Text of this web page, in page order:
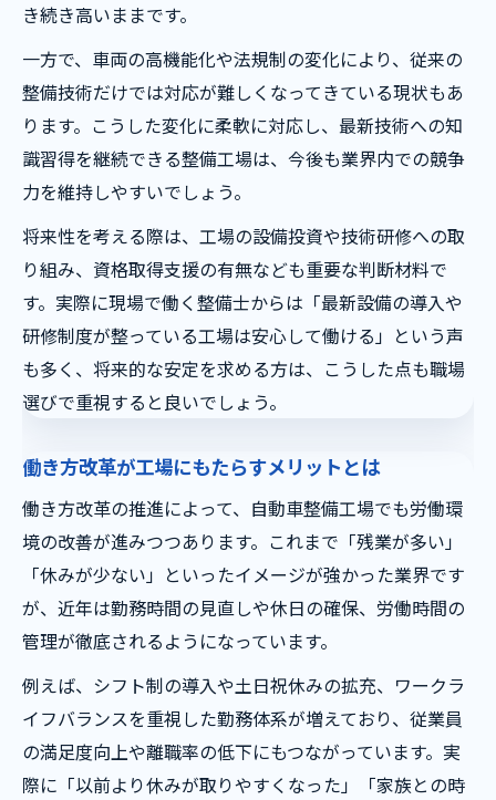
き続き高いままです。
一方で、車両の高機能化や法規制の変化により、従来の
整備技術だけでは対応が難しくなってきている現状もあ
ります。こうした変化に柔軟に対応し、最新技術への知
識習得を継続できる整備工場は、今後も業界内での競争
力を維持しやすいでしょう。
将来性を考える際は、工場の設備投資や技術研修への取
り組み、資格取得支援の有無なども重要な判断材料で
す。実際に現場で働く整備士からは「最新設備の導入や
研修制度が整っている工場は安心して働ける」という声
も多く、将来的な安定を求める方は、こうした点も職場
選びで重視すると良いでしょう。
働き方改革が工場にもたらすメリットとは
働き方改革の推進によって、自動車整備工場でも労働環
境の改善が進みつつあります。これまで「残業が多い」
「休みが少ない」といったイメージが強かった業界です
が、近年は勤務時間の見直しや休日の確保、労働時間の
管理が徹底されるようになっています。
例えば、シフト制の導入や土日祝休みの拡充、ワークラ
イフバランスを重視した勤務体系が増えており、従業員
の満足度向上や離職率の低下にもつながっています。実
際に「以前より休みが取りやすくなった」「家族との時